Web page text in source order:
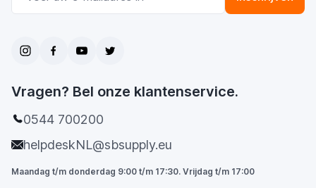
Vragen? Bel onze klantenservice.
0544 700200
helpdeskNL@sbsupply.eu
Maandag t/m donderdag 9:00 t/m 17:30. Vrijdag t/m 17:00